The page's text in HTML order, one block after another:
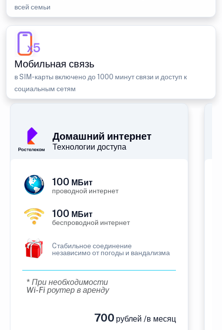
всей семьи
Мобильная связь
в SIM-карты включено до 1000 минут связи и доступ к
социальным сетям
Домашний интернет
Технологии доступа
100 МБит
проводной интернет
100 МБит
беспроводной интернет
Cтабильное соединение
независимо от погоды и вандализма
* При необходимости
Wi-Fi роутер в аренду
700 рублей /в месяц